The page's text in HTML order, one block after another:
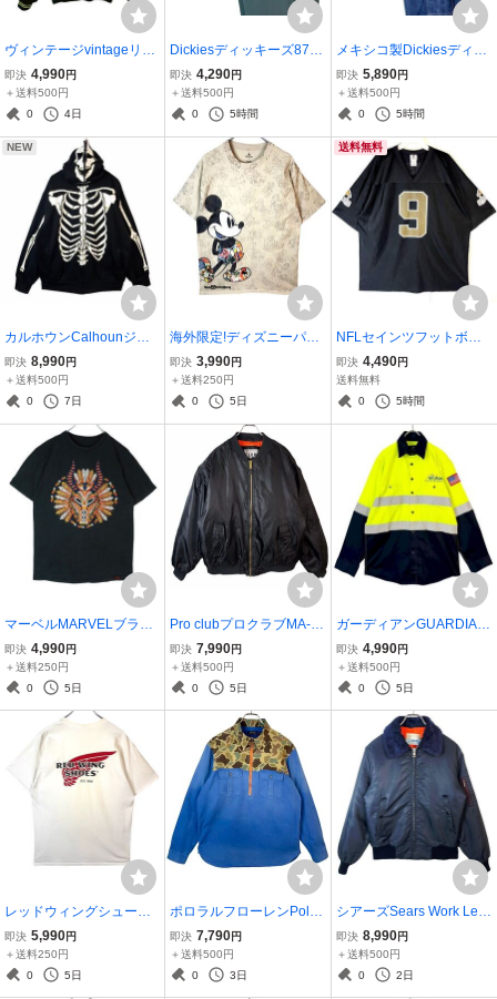
ヴィンテージvintageリフ
レクタージップパーカー
フーディワークジャケッ
トセーフティージャケッ
射材イエロー50329
即決 4,990円
＋送料500円
0
4日
Dickiesディッキーズ874
ワークパンツ緑リンカー
ングリーンLNツイル生地
ロゴタグワンポイントリ
ートアメカジ50523
即決 4,290円
＋送料500円
0
5時間
メキシコ製Dickiesディッ
キーズ1994デニムペイン
ターパンツカーペンター
パンツワークパンツウォ
ー50510
即決 5,890円
＋送料500円
0
5時間
NEW
カルホウンCalhounジッ
プパーカーフーディ骸骨
ボーンスケルトンハロウ
ィンどくろ頭フード両面
ワイトvintage41001
即決 8,990円
＋送料500円
0
7日
海外限定!ディズニーパー
クスDisney parks半袖Tシ
ャツキャラクターTキャラ
物ウォルトディズニーワ
ートレトロ41216
即決 3,990円
＋送料250円
0
5日
送料無料
NFLセインツフットボー
ルシャツゲームシャツユ
ニフォームナンバリング
ブラック
即決 4,490円
送料無料
0
5時間
マーベルMARVELブラッ
クパンサーBlack Panther
キャラクターTシャツ映画
TムービーTキャラ物エリ
onger40325
即決 4,990円
＋送料250円
0
5日
Pro clubプロクラブMA-1
フライトジャケットブル
ゾンアウター裏地中綿入
りキルティング黒ブラッ
即決 7,990円
＋送料500円
0
5日
ガーディアンGUARDIAN
長袖ワークシャツリアル
ワークウェアリフレクタ
ー反射材USA星条旗アメ
蛍光イエロー黄色50514
即決 4,990円
＋送料500円
0
5日
レッドウィングシューズR
ED WING SHOES半袖Tシ
ャツ両面プリントロゴプ
リント白オフホワイト赤
即決 5,990円
＋送料250円
0
5日
ポロラルフローレンPolo r
alph laurenハーフジップ
長袖シャツプルオーバー
シャツTALONタロンジッ
即決 7,790円
＋送料500円
0
3日
シアーズSears Work Leis
ureナイロンジャケットM
A-1ボンバージャケットフ
ライトジャケット襟ボア
即決 8,990円
＋送料500円
0
2日